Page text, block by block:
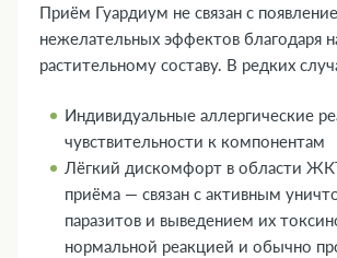
Приём Гуардиум не связан с
нежелательных эффектов благодаря
растительному составу. В редких
Индивидуальные аллергические
чувствительности к компонентам
Лёгкий дискомфорт в области
приёма — связан с активным
паразитов и выведением их
нормальной реакцией и обычно